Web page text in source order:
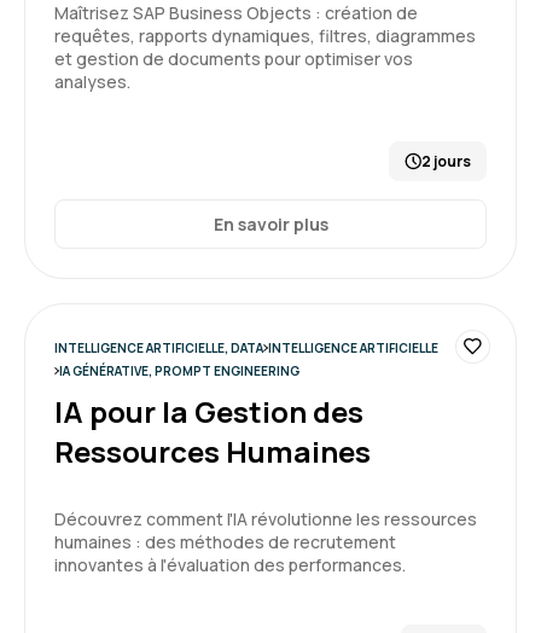
Charles K. Le 26/06/2026
Formation : SQL : Les fondamentaux
Delphine C. Le 25/06/2026
et la pratique
Maîtrisez SAP Business Objects : création de
requêtes, rapports dynamiques, filtres, diagrammes
et gestion de documents pour optimiser vos
analyses.
2 jours
En savoir plus
INTELLIGENCE ARTIFICIELLE, DATA INTELLIGENCE ARTIFICIELLE
IA GÉNÉRATIVE, PROMPT ENGINEERING
IA pour la Gestion des
Ressources Humaines
Découvrez comment l'IA révolutionne les ressources
humaines : des méthodes de recrutement
innovantes à l'évaluation des performances.